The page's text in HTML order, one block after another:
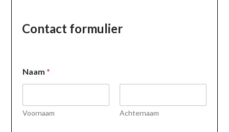
Contact formulier
-
m
i
l
Naam*
Voornaam Achternaam